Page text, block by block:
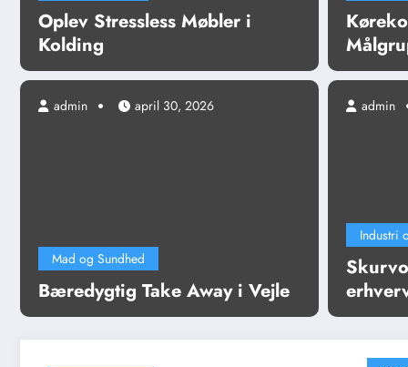
Oplev Stressless Møbler i
Kolding
Mad og Sundhed
Bæredygtig Take Away i Vejle
admin april 30, 2026
Industri
admin
Sådan får du dit kørekort
Læs mere